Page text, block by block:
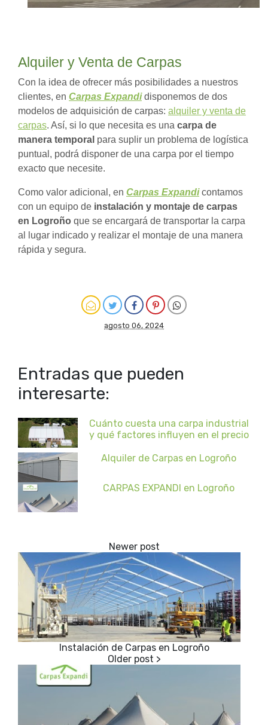
Alquiler y Venta de Carpas
Con la idea de ofrecer más posibilidades a nuestros
clientes, en Carpas Expandidisponemos de dos
modelos de adquisición de carpas: alquiler y venta de
carpas. Así, si lo que necesita es una carpa de
manera temporal para suplir un problema de logística
puntual, podrá disponer de una carpa por el tiempo
exacto que necesite.
Como valor adicional, en Carpas Expandicontamos
con un equipo de instalación y montaje de carpas
en Logroño que se encargará de transportar la carpa
al lugar indicado y realizar el montaje de una manera
rápida y segura.
agosto 06, 2024
Entradas que pueden
interesarte:
Cuánto cuesta una carpa industrial
y qué factores influyen en el precio
Alquiler de Carpas en Logroño
CARPAS EXPANDI en Logroño
Instalación de Carpas en Logroño